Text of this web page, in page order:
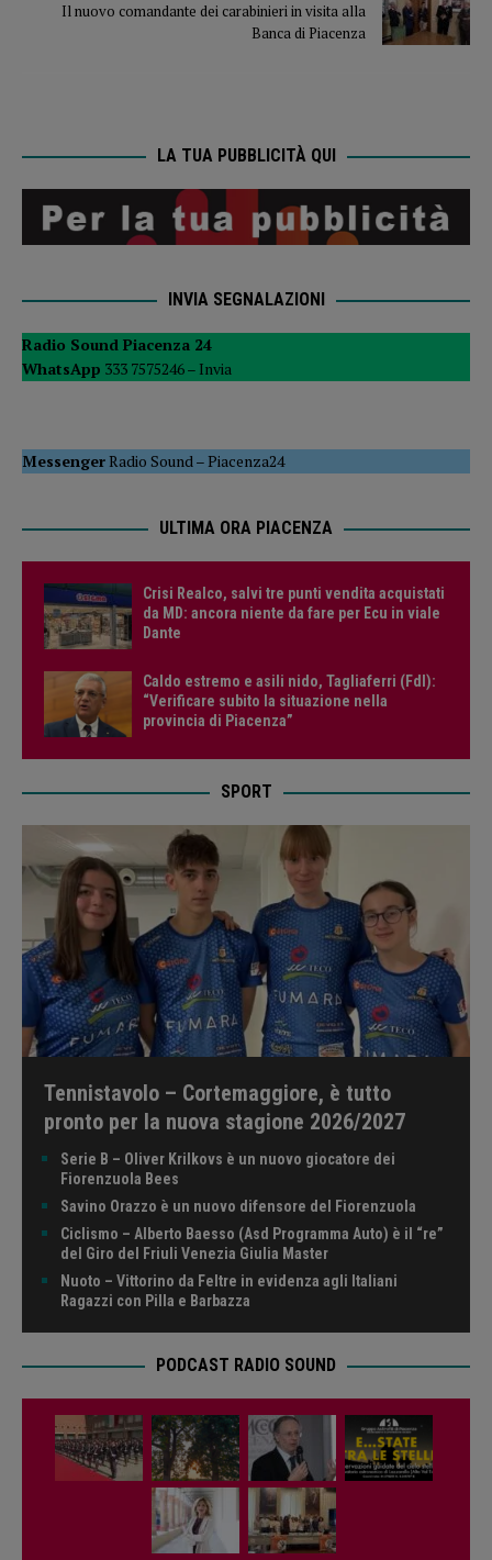
Il nuovo comandante dei carabinieri in visita alla
Banca di Piacenza
LA TUA PUBBLICITÀ QUI
INVIA SEGNALAZIONI
Radio Sound Piacenza 24
WhatsApp 333 7575246 – Invia
MessengerRadio Sound –Piacenza24
ULTIMA ORA PIACENZA
Crisi Realco, salvi tre punti vendita acquistati
da MD: ancora niente da fare per Ecu in viale
Dante
Caldo estremo e asili nido, Tagliaferri (FdI):
“Verificare subito la situazione nella
provincia di Piacenza”
SPORT
Tennistavolo – Cortemaggiore, è tutto
pronto per la nuova stagione 2026/2027
Serie B – Oliver Krilkovs è un nuovo giocatore dei
Fiorenzuola Bees
Savino Orazzo è un nuovo difensore del Fiorenzuola
Ciclismo – Alberto Baesso (Asd Programma Auto) è il “re”
del Giro del Friuli Venezia Giulia Master
Nuoto – Vittorino da Feltre in evidenza agli Italiani
Ragazzi con Pilla e Barbazza
PODCAST RADIO SOUND